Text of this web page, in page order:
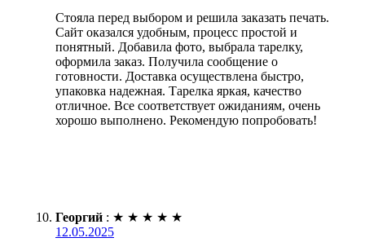
Стояла перед выбором и решила заказать печать.
Сайт оказался удобным, процесс простой и
понятный. Добавила фото, выбрала тарелку,
оформила заказ. Получила сообщение о
готовности. Доставка осуществлена быстро,
упаковка надежная. Тарелка яркая, качество
отличное. Все соответствует ожиданиям, очень
хорошо выполнено. Рекомендую попробовать!
Георгий : ★ ★ ★ ★ ★
12.05.2025